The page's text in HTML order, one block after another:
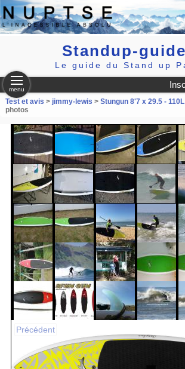
Standup-guide
Le guide du Stand up
menu
Test et avis > jimmy-lewis > Stungun 8'7 x 29.5 -
photos
Précédent